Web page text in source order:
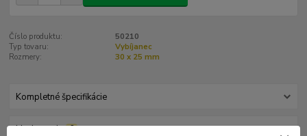
Číslo produktu:
50210
Typ tovaru:
Vybíjanec
Rozmery:
30 x 25 mm
Kompletné špecifikácie
Hodnotenie 0